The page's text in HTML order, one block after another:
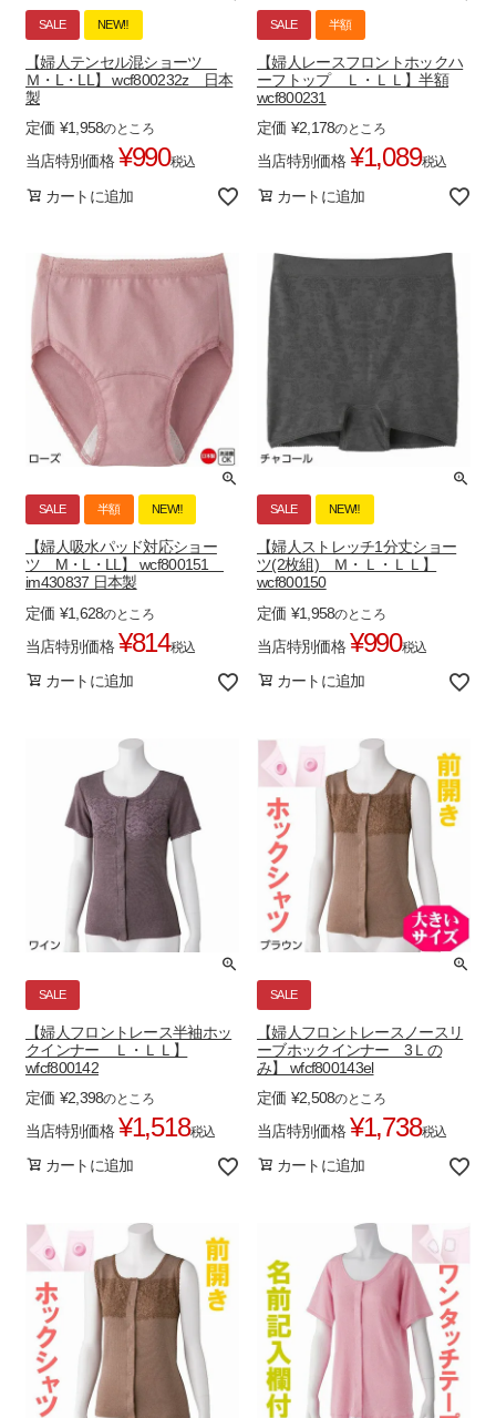
SALE NEW‼
【婦人テンセル混ショーツ
Ｍ・L・LL】 wcf800232z 日本
製
定価 ¥1,958のところ
当店特別価格 ¥990税込
カートに追加
SALE 半額
【婦人レースフロントホックハ
ーフトップ Ｌ・ＬＬ】半額
wcf800231
定価 ¥2,178のところ
当店特別価格 ¥1,089税込
カートに追加
SALE 半額 NEW‼
【婦人吸水パッド対応ショー
ツ M・L・LL】 wcf800151
im430837 日本製
定価 ¥1,628のところ
当店特別価格 ¥814税込
カートに追加
SALE NEW‼
【婦人ストレッチ1分丈ショー
ツ(2枚組) Ｍ・Ｌ・ＬＬ】
wcf800150
定価 ¥1,958のところ
当店特別価格 ¥990税込
カートに追加
SALE
【婦人フロントレース半袖ホッ
クインナー Ｌ・ＬＬ】
wfcf800142
定価 ¥2,398のところ
当店特別価格 ¥1,518税込
カートに追加
SALE
【婦人フロントレースノースリ
ーブホックインナー 3Ｌの
み】 wfcf800143el
定価 ¥2,508のところ
当店特別価格 ¥1,738税込
カートに追加